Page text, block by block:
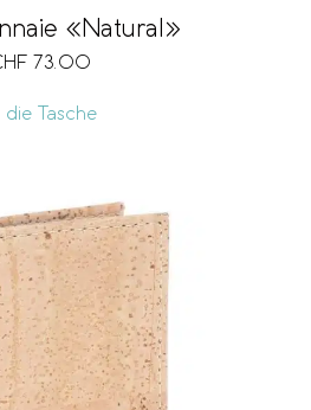
«Natural»
73.00
die Tasche